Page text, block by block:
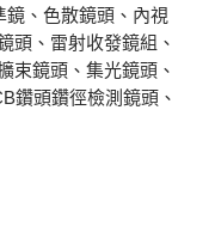
鏡、色散鏡頭、內視
頭、雷射收發鏡組、
束鏡頭、集光鏡頭、
鑽頭鑽徑檢測鏡頭、